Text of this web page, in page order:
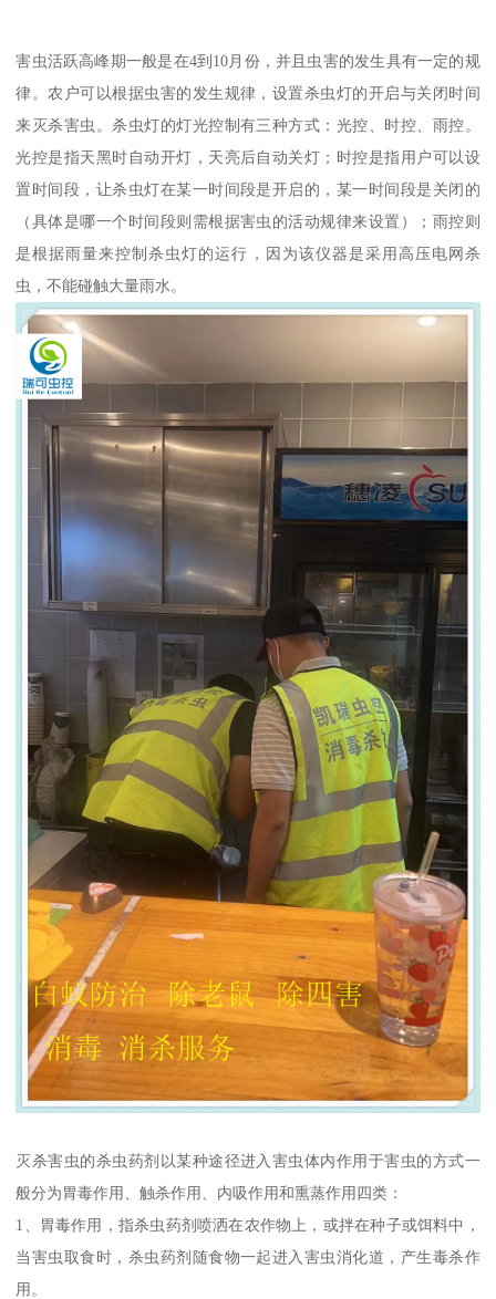
害虫活跃高峰期一般是在4到10月份，并且虫害的发生具有一定的规
律。农户可以根据虫害的发生规律，设置杀虫灯的开启与关闭时间
来灭杀害虫。杀虫灯的灯光控制有三种方式：光控、时控、雨控。
光控是指天黑时自动开灯，天亮后自动关灯；时控是指用户可以设
置时间段，让杀虫灯在某一时间段是开启的，某一时间段是关闭的
（具体是哪一个时间段则需根据害虫的活动规律来设置）；雨控则
是根据雨量来控制杀虫灯的运行，因为该仪器是采用高压电网杀
虫，不能碰触大量雨水。
灭杀害虫的杀虫药剂以某种途径进入害虫体内作用于害虫的方式一
般分为胃毒作用、触杀作用、内吸作用和熏蒸作用四类：
1、胃毒作用，指杀虫药剂喷洒在农作物上，或拌在种子或饵料中，
当害虫取食时，杀虫药剂随食物一起进入害虫消化道，产生毒杀作
用。